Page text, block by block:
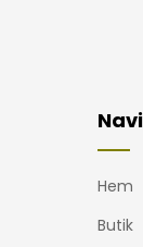
Hem
Butik